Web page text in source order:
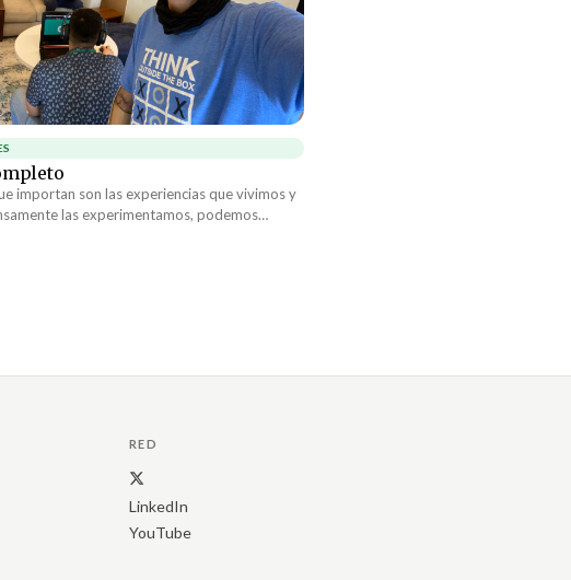
importan son las experiencias que vivimos y
las experimentamos, podemos
todos los días serán “buenos”. Si podemos
RED
LinkedIn
YouTube